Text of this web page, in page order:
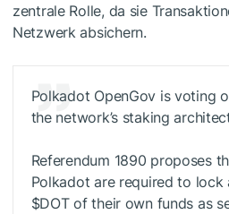
zentrale Rolle, da sie
Netzwerk absichern.
Polkadot OpenGov is voting
the network’s staking
Referendum 1890 proposes
Polkadot are required to lock
$DOTof their own funds as